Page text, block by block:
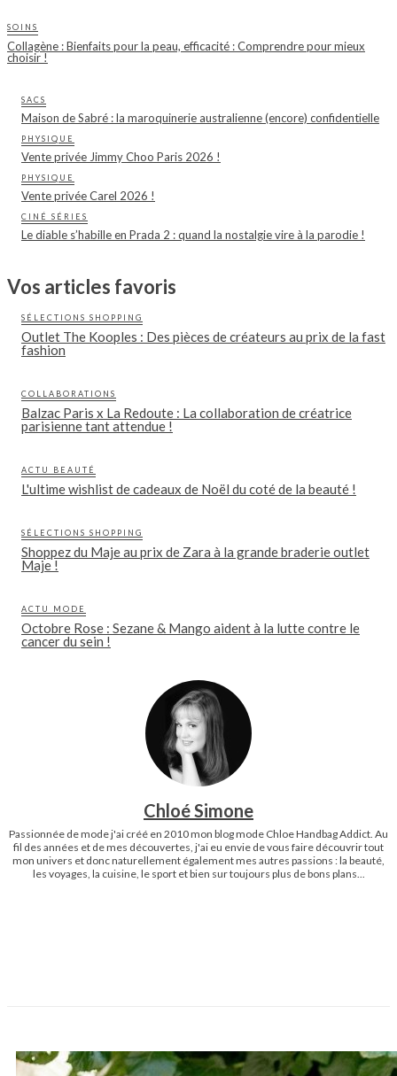
SOINS
Collagène : Bienfaits pour la peau, efficacité : Comprendre pour mieux
choisir !
SACS
Maison de Sabré : la maroquinerie australienne (encore) confidentielle
PHYSIQUE
Vente privée Jimmy Choo Paris 2026 !
PHYSIQUE
Vente privée Carel 2026 !
CINÉ SÉRIES
Le diable s’habille en Prada 2 : quand la nostalgie vire à la parodie !
Vos articles favoris
SÉLECTIONS SHOPPING
Outlet The Kooples : Des pièces de créateurs au prix de la fast
fashion
COLLABORATIONS
Balzac Paris x La Redoute : La collaboration de créatrice
parisienne tant attendue !
ACTU BEAUTÉ
L'ultime wishlist de cadeaux de Noël du coté de la beauté !
SÉLECTIONS SHOPPING
Shoppez du Maje au prix de Zara à la grande braderie outlet
Maje !
ACTU MODE
Octobre Rose : Sezane & Mango aident à la lutte contre le
cancer du sein !
Chloé Simone
Passionnée de mode j'ai créé en 2010 mon blog mode Chloe Handbag Addict. Au
fil des années et de mes découvertes, j'ai eu envie de vous faire découvrir tout
mon univers et donc naturellement également mes autres passions : la beauté,
les voyages, la cuisine, le sport et bien sur toujours plus de bons plans...